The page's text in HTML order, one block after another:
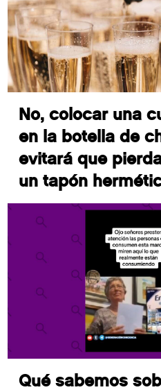
No, colocar una
en la botella de
evitará que
un tapón
Qué sabemos